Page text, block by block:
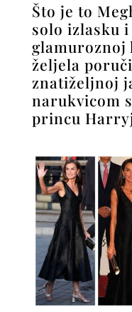
Što je to
solo izlasku
glamuroznoj
željela
znatiželjnoj
narukvicom
princu